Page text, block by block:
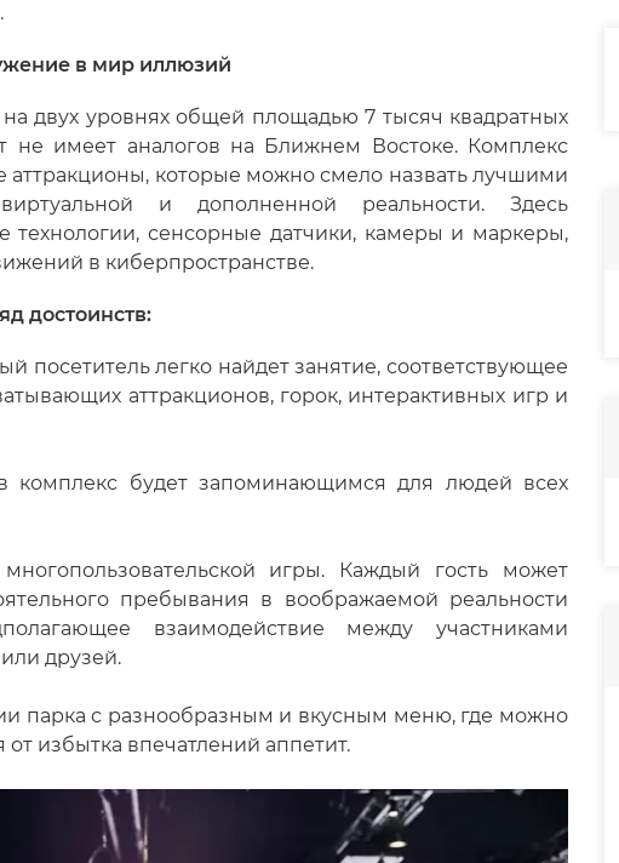
в мир иллюзий
двух уровнях общей площадью 7 тысяч квадратных
имеет аналогов на Ближнем Востоке. Комплекс
аттракционы, которые можно смело назвать лучшими
и дополненной реальности. Здесь
технологии, сенсорные датчики, камеры и маркеры,
в киберпространстве.
достоинств:
посетитель легко найдет занятие, соответствующее
аттракционов, горок, интерактивных игр и
комплекс будет запоминающимся для людей всех
игры. Каждый гость может
пребывания в воображаемой реальности
взаимодействие между участниками
друзей.
парка с разнообразным и вкусным меню, где можно
избытка впечатлений аппетит.